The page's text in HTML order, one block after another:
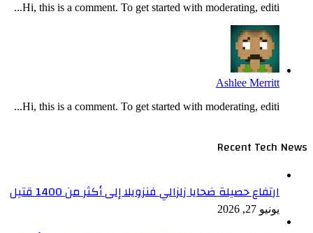
Hi, this is a comment. To get started with moderating, editi...
Ashlee Merritt
Hi, this is a comment. To get started with moderating, editi...
Recent Tech News
ارتفاع حصيلة ضحايا زلزالي فنزويلا إلى أكثر من 1400 قتيل
يونيو 27, 2026